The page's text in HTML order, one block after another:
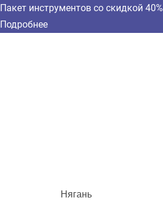
Пакет инструментов со скидкой 40%
Подробнее
Нягань